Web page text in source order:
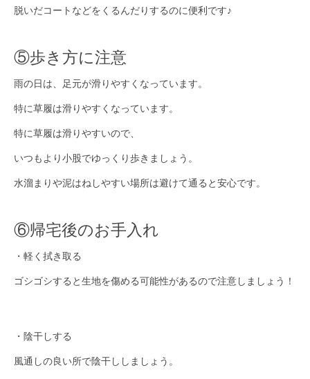
脱いだコートなどをくるんだりするのに便利です♪
⑤歩き方に注意
雨の日は、足元が滑りやすくなっています。
特に草履は滑りやすくなっています。
特に草履は滑りやすいので、
いつもより小股でゆっくり歩きましょう。
水溜まりや泥はねしやすい場所は避けて通ると安心です。
⑥帰宅後のお手入れ
・軽く拭き取る
ゴシゴシすると生地を傷める可能性があるので注意しましょう！
・陰干しする
風通しの良い所で陰干ししましょう。